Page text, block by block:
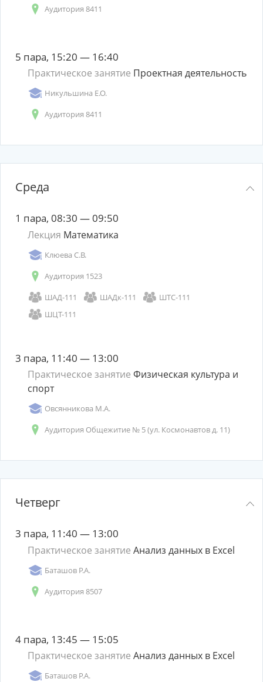
Аудитория 8411
5 пара, 15:20 — 16:40
Практическое занятие Проектная деятельность
Никульшина Е.О.
Аудитория 8411
Среда
1 пара, 08:30 — 09:50
Лекция Математика
Клюева С.В.
Аудитория 1523
ШАД-111
ШАДк-111
ШТС-111
ШЦТ-111
3 пара, 11:40 — 13:00
Практическое занятие Физическая культура и
спорт
Овсянникова М.А.
Аудитория Общежитие № 5 (ул. Космонавтов д. 11)
Четверг
3 пара, 11:40 — 13:00
Практическое занятие Анализ данных в Excel
Баташов Р.А.
Аудитория 8507
4 пара, 13:45 — 15:05
Практическое занятие Анализ данных в Excel
Баташов Р.А.